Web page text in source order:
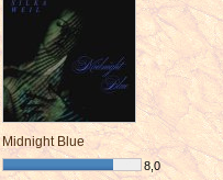
Midnight Blue
8,0